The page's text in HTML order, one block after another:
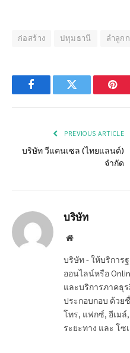
ก่อสร้าง ปทุมธานี ลำลูก
FacebookTwitter
PREVIOUS ARTICLE
บริษัท วีแคนเซล (ไทยแลนด์)
จำกัด
บริษัท
Website
บริษัท - ให้บริการ
ออนไลน์หรือ
และบริการภาคธุ
ประกอบกอบ ด้วย
โทร, แฟกซ์, อีเม
ระยะทาง และ โซ